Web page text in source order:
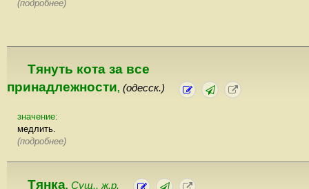
(подробнее)
Тянуть кота за все
принадлежности, (одесск.)
значение:
медлить.
(подробнее)
Тянка, Сущ., ж.р.